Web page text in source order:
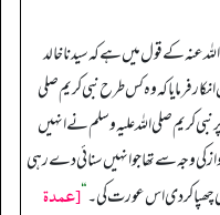
عنہ کے قول میں ہے کہ سیدنا خالد
فرمایا کہ وہ کس طرح نبی کریم صلی
کریم صلی اللہ علیہ وسلم نے انہیں
کی وجہ سے تھا جو انہیں سنائی دے رہی
چھپا کر دی اس عورت کی۔“[عمدة